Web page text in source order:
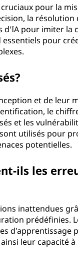
pour la
la résolution
d'IA pour imiter la
pour
et de leur
le
et les
utilisés pour
potentielles.
ils les
inattendues
prédéfinies.
d'apprentissage
leur capacité